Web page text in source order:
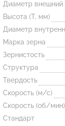
изделия
Скачать
Тигель
Муфель
Черпак
Шербер
Диаметр внешний
Высота (T, мм)
Диаметр
Марка зерна
Зернистость
Структура
Твердость
Скорость (м/с)
Скорость (об/мин)
Стандарт